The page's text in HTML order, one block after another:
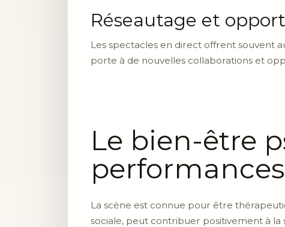
Réseautage et
Les spectacles en direct offrent souvent
porte à de nouvelles collaborations et
Le bien-être
La scène est connue pour être
sociale, peut contribuer positivement à la